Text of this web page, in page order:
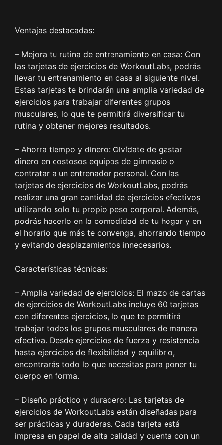
Ventajas destacadas:
– Mejora tu rutina de entrenamiento en casa: Con
las tarjetas de ejercicios de WorkoutLabs, podrás
llevar tu entrenamiento en casa al siguiente nivel.
Estas tarjetas te brindarán una amplia variedad de
ejercicios para trabajar diferentes grupos
musculares, lo que te permitirá diversificar tu
rutina y obtener mejores resultados.
– Ahorra tiempo y dinero: Olvídate de gastar
dinero en costosos equipos de gimnasio o
contratar a un entrenador personal. Con las
tarjetas de ejercicios de WorkoutLabs, podrás
realizar una gran cantidad de ejercicios efectivos
utilizando solo tu propio peso corporal. Además,
podrás hacerlo en la comodidad de tu hogar y en
el horario que más te convenga, ahorrando tiempo
y evitando desplazamientos innecesarios.
Características técnicas:
– Amplia variedad de ejercicios: El mazo de cartas
de ejercicios de WorkoutLabs incluye 60 tarjetas
con diferentes ejercicios, lo que te permitirá
trabajar todos los grupos musculares de manera
efectiva. Desde ejercicios de fuerza y resistencia
hasta ejercicios de flexibilidad y equilibrio,
encontrarás todo lo que necesitas para poner tu
cuerpo en forma.
– Diseño práctico y duradero: Las tarjetas de
ejercicios de WorkoutLabs están diseñadas para
ser prácticas y duraderas. Cada tarjeta está
impresa en papel de alta calidad y cuenta con un